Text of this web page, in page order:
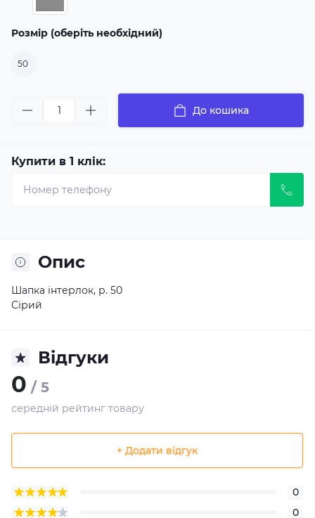
Розмір (оберіть необхідний)
50
До кошика
Купити в 1 клік:
Опис
Шапка інтерлок, р. 50
Сірий
Відгуки
0 / 5
середній рейтинг товару
+ Додати відгук
0
0